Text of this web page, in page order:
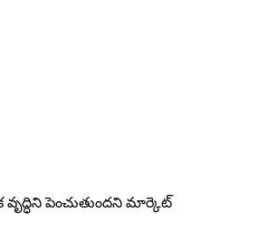
పెంచుతుందని మార్కెట్